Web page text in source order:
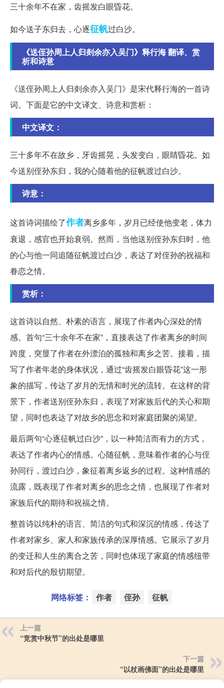
三十余年不在家，齿摇发白眼昏花。
如今送子东归去，心逐征帆过白沙。
《送侄孙周上人归剡余亦入吴门》释行海 翻译、赏
析和诗意
《送侄孙周上人归剡余亦入吴门》是宋代释行海的一首诗
词。下面是它的中文译文、诗意和赏析：
中文译文：
三十多年不在故乡，牙齿摇晃，头发变白，眼睛昏花。如
今送别侄孙东归，我的心随着他的征帆渡过白沙。
诗意：
这首诗词描绘了作者离乡多年，岁月已经使他变老，体力
衰退，感官也开始衰弱。然而，当他送别侄孙东归时，他
的心与他一同追随征帆渡过白沙，表达了对侄孙的祝福和
眷恋之情。
赏析：
这首诗以自然、朴素的语言，展现了作者内心深处的情
感。首句“三十余年不在家”，直接表达了作者离乡的时间
跨度，突显了作者在外漂泊的孤独和离乡之苦。接着，描
写了作者年老的身体状况，通过“齿摇发白眼昏花”这一形
象的描写，传达了岁月的无情和时光的流转。在这样的背
景下，作者送别侄孙东归，表现了对家族后代的关心和期
望，同时也表达了对故乡的思念和对家庭团聚的渴望。
最后两句“心逐征帆过白沙”，以一种简洁而有力的方式，
表达了作者内心的情感。心随征帆，意味着作者的心与侄
孙同行，渡过白沙，象征着离乡返乡的过程。这种情感的
流露，既表现了作者对离乡的思念之情，也展现了作者对
家族后代的期待和祝福之情。
整首诗以纯朴的语言、简洁的句式和深沉的情感，传达了
作者对家乡、家人和家族传承的深厚情感。它展示了岁月
的变迁和人生的离合之苦，同时也体现了家庭的情感纽带
和对后代的殷切期望。
网络标签： 作者 侄孙 征帆
上一篇
“竞赏中秋节”的出处是哪里
下一篇
“以杖画佛面”的出处是哪里